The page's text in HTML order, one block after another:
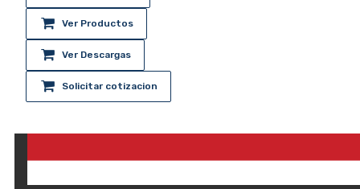
Ver Productos
Ver Descargas
Solicitar cotizacion